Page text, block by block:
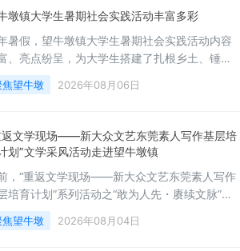
四点半，一运输车辆在中海油立沙油库停靠休
，车上押运员突发心肌梗塞当场晕倒、失去意
情况万分危急。彼时，正在现场排队提油的李
第一时间发现险情，他没有丝毫迟疑，立刻上
墩镇大学生暑期社会实践活动丰富多彩
暑假，望牛墩镇大学生暑期社会实践活动内容
、亮点纷呈，为大学生搭建了扎根乡土、锤炼
和服务社会的优质平台，让青春在实践中绽放
光彩。本次暑期社会实践活动覆盖面广、趣味
赛、趣味游园、七夕主题志愿服务等多项特色
。大学生们积极踊跃参与，主动走出校园、走
在调研走访中体察乡情，在思辨交流中提升认
在
焦望牛墩 2026年08月06日
返文学现场——新大众文艺东莞素人写作基层培
划”文学采风活动走进望牛墩镇
，“重返文学现场——新大众文艺东莞素人写作
培育计划”系列活动之“敢为人先・赓续文脉”文
风活动走进望牛墩镇。活动进一步增进各镇作
会的交流与互鉴，为基层文学创作注入鲜活养
焦望牛墩 2026年08月04日